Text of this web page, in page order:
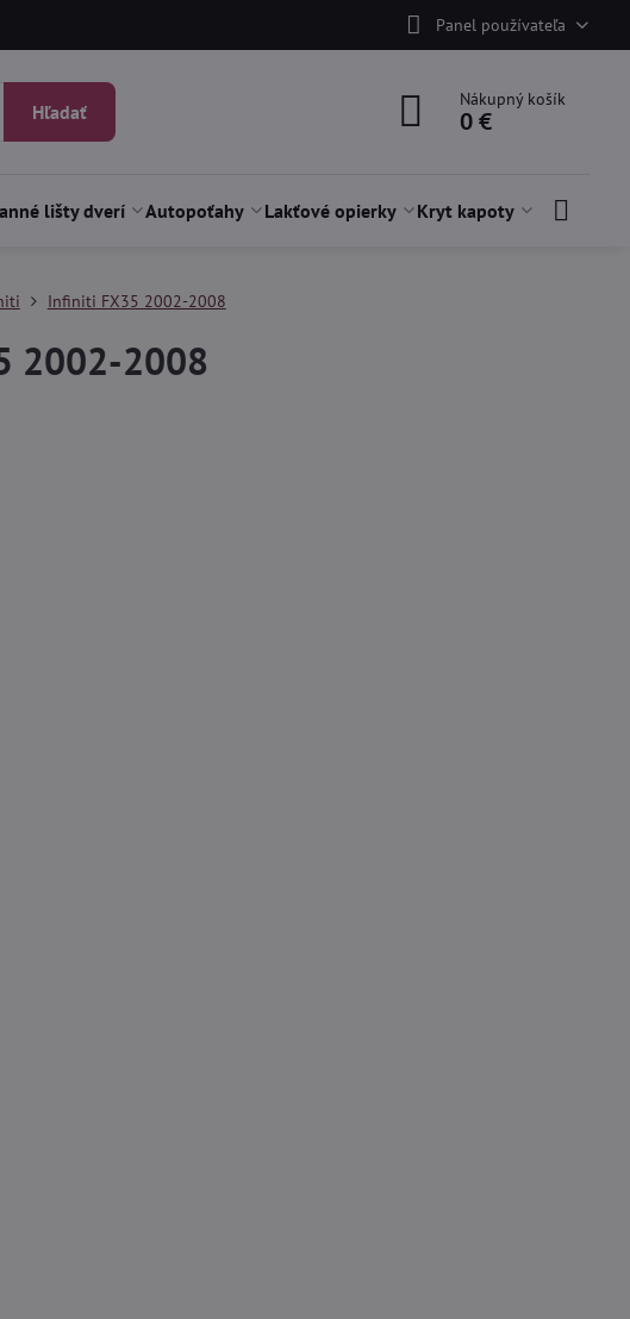
Panel používateľa
Hľadať
Nákupný košík
0 €
lišty dverí Autopoťahy Lakťové opierky Kryt kapoty
Infiniti FX35 2002-2008
2002-2008